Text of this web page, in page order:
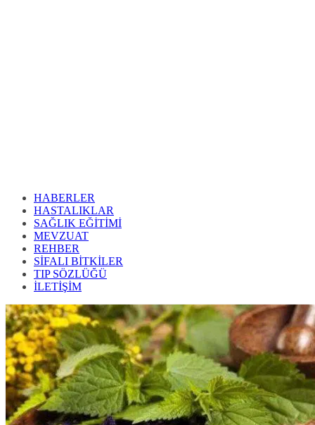
HABERLER
HASTALIKLAR
SAĞLIK EĞİTİMİ
MEVZUAT
REHBER
SİFALI BİTKİLER
TIP SÖZLÜĞÜ
İLETİŞİM